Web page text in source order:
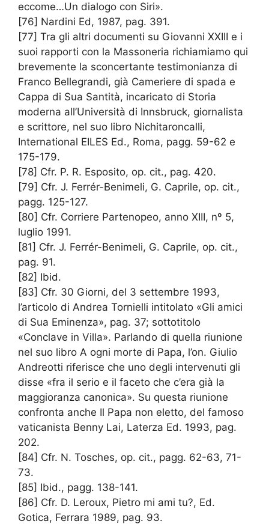
eccome…Un dialogo con Siri».
[76] Nardini Ed, 1987, pag. 391.
[77] Tra gli altri documenti su Giovanni XXIII e i
suoi rapporti con la Massoneria richiamiamo qui
brevemente la sconcertante testimonianza di
Franco Bellegrandi, già Cameriere di spada e
Cappa di Sua Santità, incaricato di Storia
moderna all’Università di Innsbruck, giornalista
e scrittore, nel suo libro Nichitaroncalli,
International EILES Ed., Roma, pagg. 59-62 e
175-179.
[78] Cfr. P. R. Esposito, op. cit., pag. 420.
[79] Cfr. J. Ferrér-Benimeli, G. Caprile, op. cit.,
pagg. 125-127.
[80] Cfr. Corriere Partenopeo, anno XIII, nº 5,
luglio 1991.
[81] Cfr. J. Ferrér-Benimeli, G. Caprile, op. cit.,
pag. 91.
[82] Ibid.
[83] Cfr. 30 Giorni, del 3 settembre 1993,
l’articolo di Andrea Tornielli intitolato «Gli amici
di Sua Eminenza», pag. 37; sottotitolo
«Conclave in Villa». Parlando di quella riunione
nel suo libro A ogni morte di Papa, l’on. Giulio
Andreotti riferisce che uno degli intervenuti gli
disse «fra il serio e il faceto che c’era già la
maggioranza canonica». Su questa riunione
confronta anche Il Papa non eletto, del famoso
vaticanista Benny Lai, Laterza Ed. 1993, pag.
202.
[84] Cfr. N. Tosches, op. cit., pagg. 62-63, 71-
73.
[85] Ibid., pagg. 138-141.
[86] Cfr. D. Leroux, Pietro mi ami tu?, Ed.
Gotica, Ferrara 1989, pag. 93.